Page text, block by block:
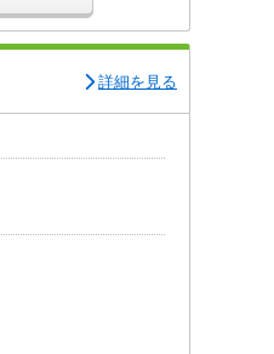
詳細を見る